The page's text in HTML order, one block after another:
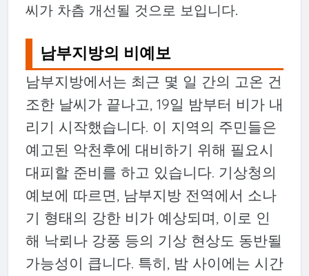
씨가 차츰 개선될 것으로 보입니다.
남부지방의 비예보
남부지방에서는 최근 몇 일 간의 고온 건
조한 날씨가 끝나고, 19일 밤부터 비가 내
리기 시작했습니다. 이 지역의 주민들은
예고된 악천후에 대비하기 위해 필요시
대피할 준비를 하고 있습니다. 기상청의
예보에 따르면, 남부지방 전역에서 소나
기 형태의 강한 비가 예상되며, 이로 인
해 낙뢰나 강풍 등의 기상 현상도 동반될
가능성이 큽니다. 특히, 밤 사이에는 시간